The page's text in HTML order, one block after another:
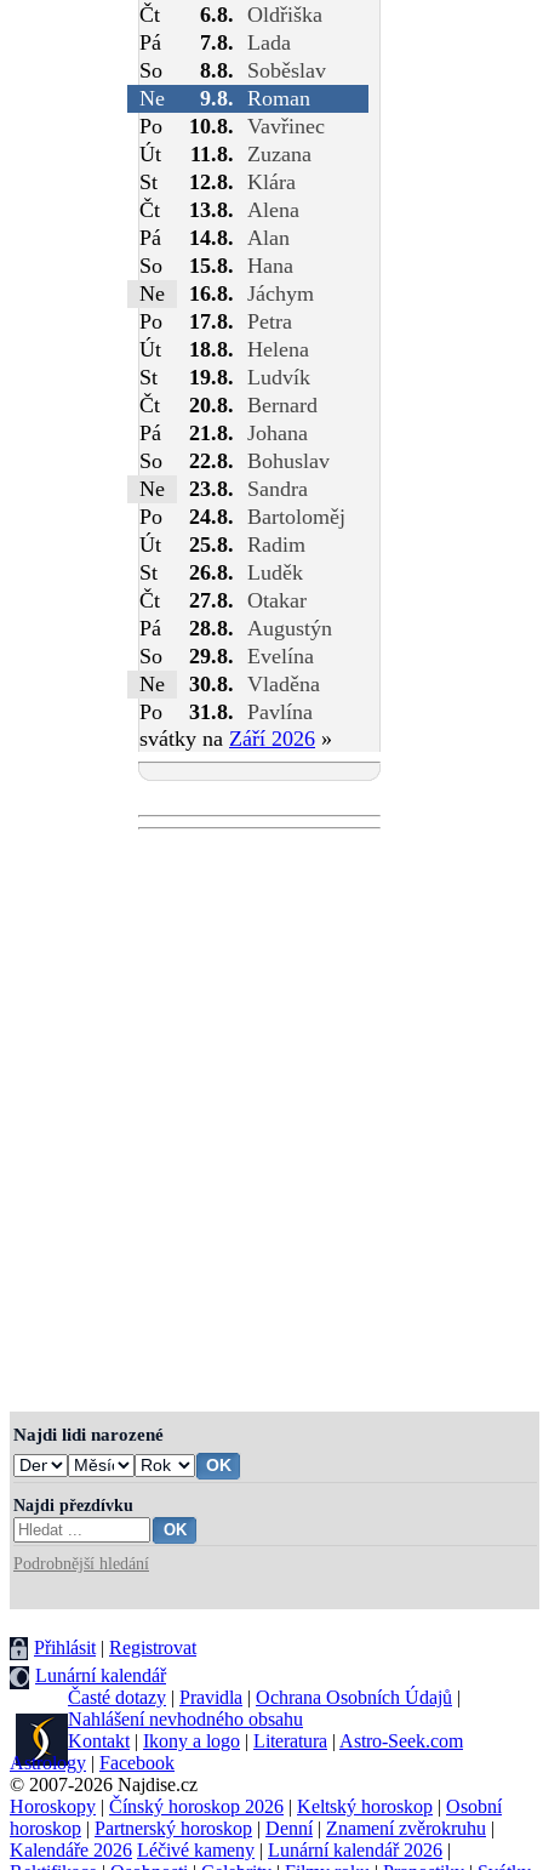
Čt
6.8. Oldřiška
Pá
7.8. Lada
So
8.8.
Soběslav
Ne
9.8. Roman
Po
10.8. Vavřinec
Út
11.8.
Zuzana
St
12.8. Klára
Čt
13.8.
Alena
Pá
14.8.
Alan
So
15.8. Hana
Ne
16.8. Jáchym
Po
17.8. Petra
Út
18.8. Helena
St
19.8. Ludvík
Čt
20.8. Bernard
Pá
21.8. Johana
So
22.8. Bohuslav
Ne
23.8.
Sandra
Po
24.8. Bartoloměj
Út
25.8. Radim
St
26.8. Luděk
Čt
27.8. Otakar
Pá
28.8.
Augustýn
So
29.8. Evelína
Ne
30.8. Vladěna
Po
31.8. Pavlína
svátky na Září 2026 »
Najdi lidi narozené
Najdi přezdívku
Podrobnější hledání
Přihlásit | Registrovat
Lunární kalendář
Časté dotazy | Pravidla | Ochrana Osobních Údajů |
Nahlášení nevhodného obsahu
Kontakt | Ikony a logo | Literatura | Astro-Seek.com
Astrology | Facebook
© 2007-2026 Najdise.cz
Horoskopy | Čínský horoskop 2026 | Keltský horoskop | Osobní
horoskop | Partnerský horoskop | Denní| Znamení zvěrokruhu |
Kalendáře 2026 Léčivé kameny | Lunární kalendář 2026 |